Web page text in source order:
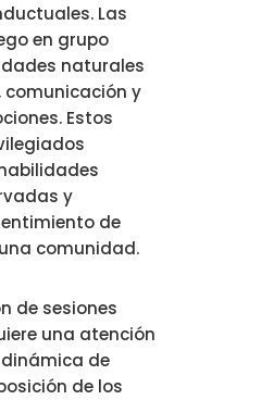
Las
en grupo
naturales
comunicación y
Estos
y
de
comunidad.
de sesiones
una atención
de
de los